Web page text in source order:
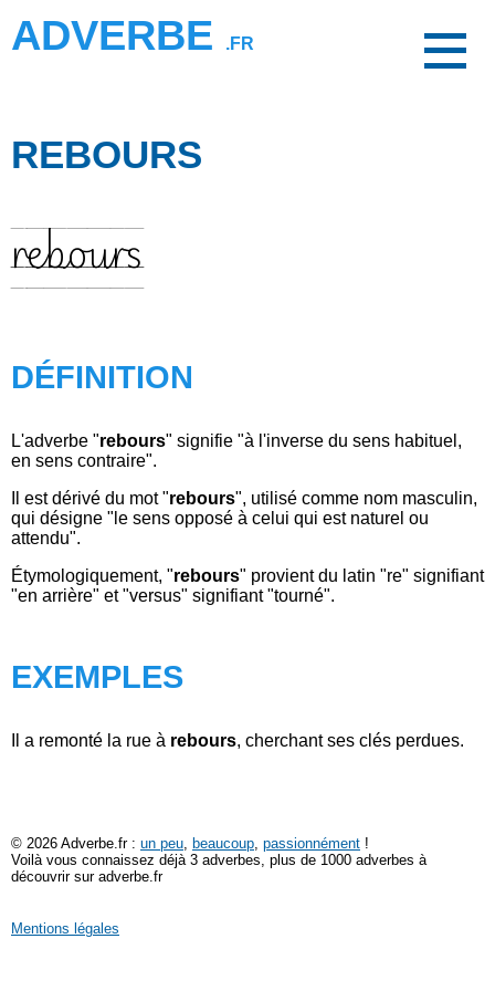
ADVERBE .FR
REBOURS
rebours
DÉFINITION
L'adverbe "rebours" signifie "à l'inverse du sens habituel,
en sens contraire".
Il est dérivé du mot "rebours", utilisé comme nom masculin,
qui désigne "le sens opposé à celui qui est naturel ou
attendu".
Étymologiquement, "rebours" provient du latin "re" signifiant
"en arrière" et "versus" signifiant "tourné".
EXEMPLES
Il a remonté la rue à rebours, cherchant ses clés perdues.
© 2026 Adverbe.fr : un peu, beaucoup, passionnément !
Voilà vous connaissez déjà 3 adverbes, plus de 1000 adverbes à
découvrir sur adverbe.fr
Mentions légales